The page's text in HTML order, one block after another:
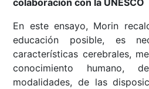
colaboración con la UNESCO
En este ensayo, Morin
educación posible, es
características cerebrales,
conocimiento humano,
modalidades, de las